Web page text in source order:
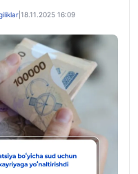
18.11.2025 16:09